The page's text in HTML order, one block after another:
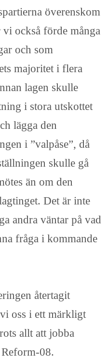
överenskom
också förde många
och som
majoritet i flera
lagen skulle
i stora utskottet
lägga den
i ”valpåse”, då
skulle gå
än om den
Det är inte
andra väntar på vad
fråga i kommande
återtagit
oss i ett märkligt
allt att jobba
08.